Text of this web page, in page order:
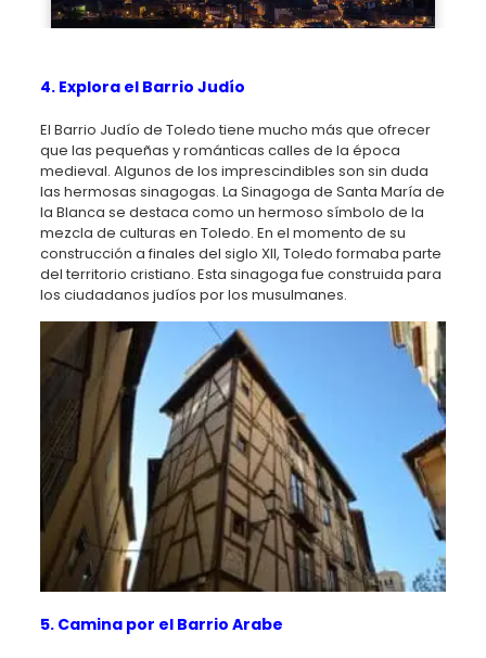
4. Explora el Barrio Judío
El Barrio Judío de Toledo tiene mucho más que ofrecer
que las pequeñas y románticas calles de la época
medieval. Algunos de los imprescindibles son sin duda
las hermosas sinagogas. La Sinagoga de Santa María de
la Blanca se destaca como un hermoso símbolo de la
mezcla de culturas en Toledo. En el momento de su
construcción a finales del siglo XII, Toledo formaba parte
del territorio cristiano. Esta sinagoga fue construida para
los ciudadanos judíos por los musulmanes.
5. Camina por el Barrio Arabe